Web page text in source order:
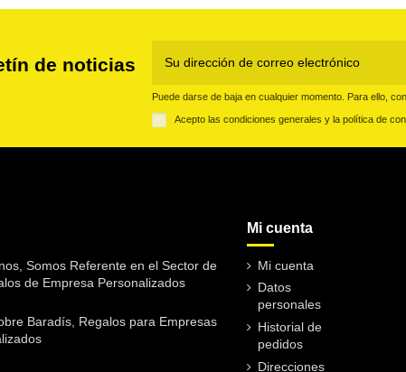
de noticias
Puede darse de baja en cualquier momento. Para ello,
Acepto las condiciones generales y la política de
Somos Referente en el Sector de
de Empresa Personalizados
Baradís, Regalos para Empresas
Mi cuenta
Mi cuenta
Datos
personales
Historial de
pedidos
Direcciones